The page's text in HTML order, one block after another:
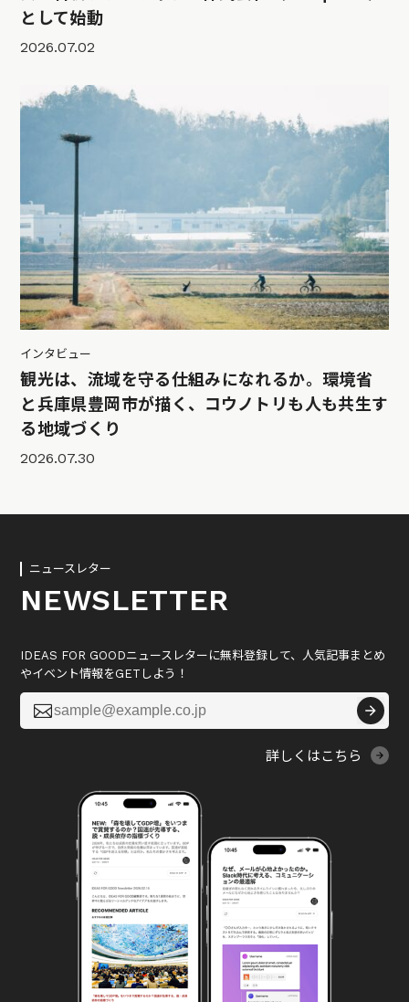
として始動
2026.07.02
インタビュー
観光は、流域を守る仕組みになれるか。環境省
と兵庫県豊岡市が描く、コウノトリも人も共生す
る地域づくり
2026.07.30
ニュースレター
NEWSLETTER
IDEAS FOR GOODニュースレターに無料登録して、人気記事まとめ
やイベント情報をGETしよう！

詳しくはこちら